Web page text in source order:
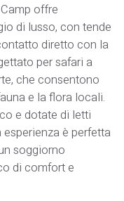
offre
di lusso, con tende
diretto con la
per safari a
che consentono
e la flora locali.
e dotate di letti
è perfetta
soggiorno
di comfort e